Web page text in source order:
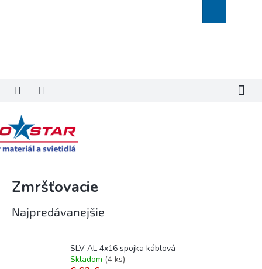
košík
Zmršťovacie
Najpredávanejšie
SLV AL 4x16 spojka káblová
Skladom (4 ks)